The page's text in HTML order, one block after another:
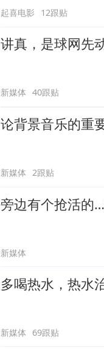
起喜电影 12跟贴
讲真，是球网先
新媒体 40跟贴
论背景音乐的重
新媒体 2跟贴
旁边有个抢活的
新媒体
多喝热水，热水
新媒体 69跟贴